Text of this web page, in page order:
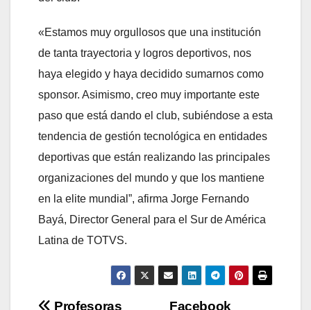
«Estamos muy orgullosos que una institución
de tanta trayectoria y logros deportivos, nos
haya elegido y haya decidido sumarnos como
sponsor. Asimismo, creo muy importante este
paso que está dando el club, subiéndose a esta
tendencia de gestión tecnológica en entidades
deportivas que están realizando las principales
organizaciones del mundo y que los mantiene
en la elite mundial”, afirma Jorge Fernando
Bayá, Director General para el Sur de América
Latina de TOTVS.
Facebook
Profesoras